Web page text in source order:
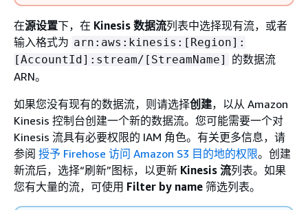
在源设置下，在 Kinesis 数据流列表中选择现有流，或者
输入格式为 arn:aws:kinesis:[Region]:
[AccountId]:stream/[StreamName]
的数据流
ARN。
如果您没有现有的数据流，则请选择创建，以从 Amazon
Kinesis 控制台创建一个新的数据流。您可能需要一个对
Kinesis 流具有必要权限的 IAM 角色。有关更多信息，请
参阅 授予 Firehose 访问 Amazon S3 目的地的权限。创建
新流后，选择“刷新”图标，以更新 Kinesis 流列表。如果
您有大量的流，可使用 Filter by name 筛选列表。